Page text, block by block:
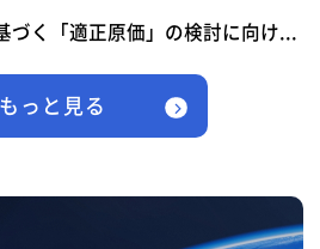
づく「適正原価」の検討に向け...
もっと見る